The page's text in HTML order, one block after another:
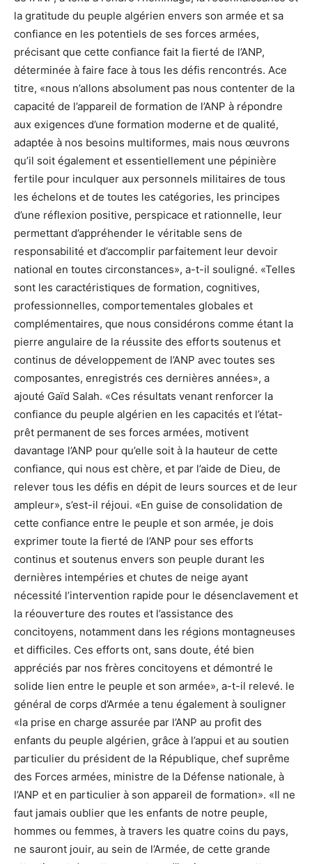
la gratitude du peuple algérien envers son armée et sa
confiance en les potentiels de ses forces armées,
précisant que cette confiance fait la fierté de l’ANP,
déterminée à faire face à tous les défis rencontrés. Ace
titre, «nous n’allons absolument pas nous contenter de la
capacité de l’appareil de formation de l’ANP à répondre
aux exigences d’une formation moderne et de qualité,
adaptée à nos besoins multiformes, mais nous œuvrons
qu’il soit également et essentiellement une pépinière
fertile pour inculquer aux personnels militaires de tous
les échelons et de toutes les catégories, les principes
d’une réflexion positive, perspicace et rationnelle, leur
permettant d’appréhender le véritable sens de
responsabilité et d’accomplir parfaitement leur devoir
national en toutes circonstances», a-t-il souligné. «Telles
sont les caractéristiques de formation, cognitives,
professionnelles, comportementales globales et
complémentaires, que nous considérons comme étant la
pierre angulaire de la réussite des efforts soutenus et
continus de développement de l’ANP avec toutes ses
composantes, enregistrés ces dernières années», a
ajouté Gaïd Salah. «Ces résultats venant renforcer la
confiance du peuple algérien en les capacités et l’état-
prêt permanent de ses forces armées, motivent
davantage l’ANP pour qu’elle soit à la hauteur de cette
confiance, qui nous est chère, et par l’aide de Dieu, de
relever tous les défis en dépit de leurs sources et de leur
ampleur», s’est-il réjoui. «En guise de consolidation de
cette confiance entre le peuple et son armée, je dois
exprimer toute la fierté de l’ANP pour ses efforts
continus et soutenus envers son peuple durant les
dernières intempéries et chutes de neige ayant
nécessité l’intervention rapide pour le désenclavement et
la réouverture des routes et l’assistance des
concitoyens, notamment dans les régions montagneuses
et difficiles. Ces efforts ont, sans doute, été bien
appréciés par nos frères concitoyens et démontré le
solide lien entre le peuple et son armée», a-t-il relevé. le
général de corps d’Armée a tenu également à souligner
«la prise en charge assurée par l’ANP au profit des
enfants du peuple algérien, grâce à l’appui et au soutien
particulier du président de la République, chef suprême
des Forces armées, ministre de la Défense nationale, à
l’ANP et en particulier à son appareil de formation». «Il ne
faut jamais oublier que les enfants de notre peuple,
hommes ou femmes, à travers les quatre coins du pays,
ne sauront jouir, au sein de l’Armée, de cette grande